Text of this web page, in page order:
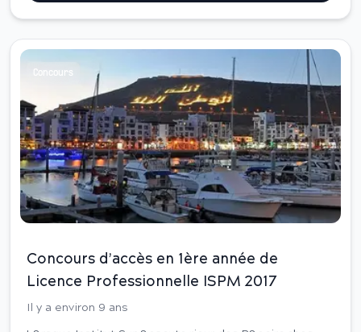
cycle&nbsp;licenc...
Concours
Concours d’accès en 1ère année de
Licence Professionnelle ISPM 2017
Il y a environ 9 ans